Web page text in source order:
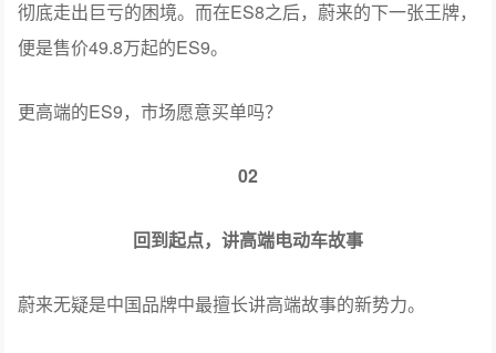
彻底走出巨亏的困境。而在ES8之后，蔚来的下一张王牌，
便是售价49.8万起的ES9。
更高端的ES9，市场愿意买单吗？
02
回到起点，讲高端电动车故事
蔚来无疑是中国品牌中最擅长讲高端故事的新势力。